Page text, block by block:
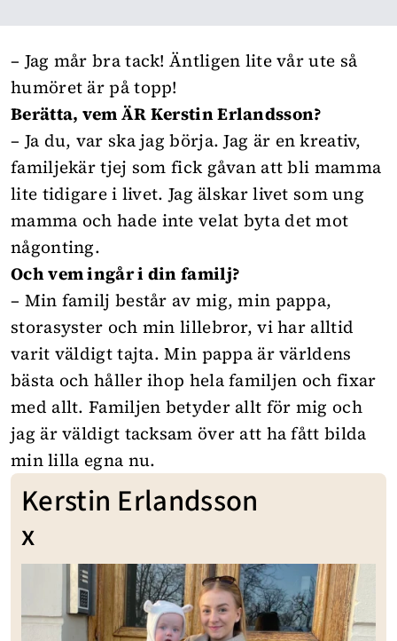
– Jag mår bra tack! Äntligen lite vår ute så
humöret är på topp!
Berätta, vem ÄR Kerstin Erlandsson?
– Ja du, var ska jag börja. Jag är en kreativ,
familjekär tjej som fick gåvan att bli mamma
lite tidigare i livet. Jag älskar livet som ung
mamma och hade inte velat byta det mot
någonting.
Och vem ingår i din familj?
– Min familj består av mig, min pappa,
storasyster och min lillebror, vi har alltid
varit väldigt tajta. Min pappa är världens
bästa och håller ihop hela familjen och fixar
med allt. Familjen betyder allt för mig och
jag är väldigt tacksam över att ha fått bilda
min lilla egna nu.
Kerstin Erlandsson
x